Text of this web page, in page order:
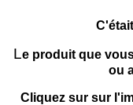
Le produit que
ou
Cliquez sur sur